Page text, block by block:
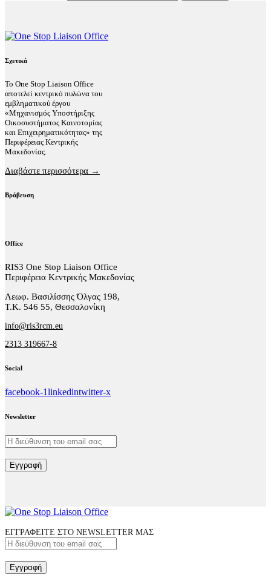
Σχετικά
Το One Stop Liaison Office
αποτελεί κεντρικό πυλώνα του
εμβληματικού έργου
«Μηχανισμός Υποστήριξης
Οικοσυστήματος Καινοτομίας
και Επιχειρηματικότητας» της
Περιφέρειας Κεντρικής
Μακεδονίας.
Διαβάστε περισσότερα →
Βράβευση
Office
RIS3 One Stop Liaison Office
Περιφέρεια Κεντρικής Μακεδονίας
Λεωφ. Βασιλίσσης Όλγας 198,
Τ.Κ. 546 55, Θεσσαλονίκη
info@ris3rcm.eu
2313 319667-8
Social
facebook-1linkedintwitter-x
Newsletter
Εγγραφή
ΕΓΓΡΑΦΕΙΤΕ ΣΤΟ NEWSLETTER ΜΑΣ
Εγγραφή